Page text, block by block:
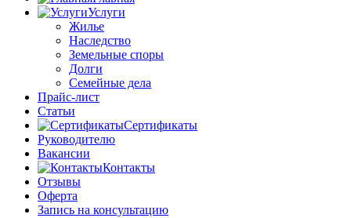
Услуги
Жилье
Наследство
Земельные споры
Долги
Семейные дела
Прайс-лист
Статьи
Сертификаты
Руководителю
Вакансии
Контакты
Отзывы
Оферта
Запись на консультацию